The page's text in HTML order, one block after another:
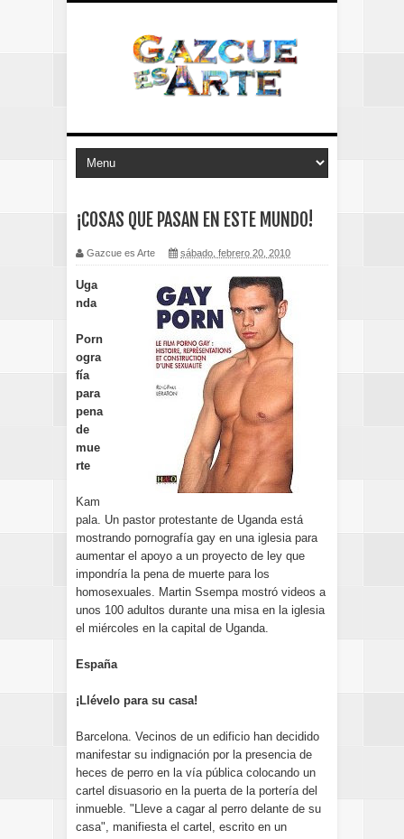
¡COSAS QUE PASAN EN ESTE MUNDO!
Gazcue es Arte sábado, febrero 20, 2010
Uga
nda
Porn
ogra
fía
para
pena
de
mue
rte
Kam
pala. Un pastor protestante de Uganda está
mostrando pornografía gay en una iglesia para
aumentar el apoyo a un proyecto de ley que
impondría la pena de muerte para los
homosexuales. Martin Ssempa mostró videos a
unos 100 adultos durante una misa en la iglesia
el miércoles en la capital de Uganda.
España
¡Llévelo para su casa!
Barcelona. Vecinos de un edificio han decidido
manifestar su indignación por la presencia de
heces de perro en la vía pública colocando un
cartel disuasorio en la puerta de la portería del
inmueble. "Lleve a cagar al perro delante de su
casa", manifiesta el cartel, escrito en un